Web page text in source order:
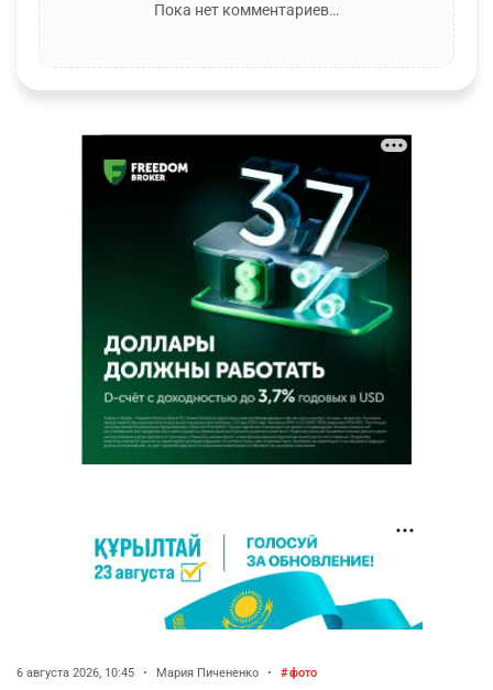
Пока нет комментариев…
6 августа 2026, 10:45 • Мария Пичененко • фото